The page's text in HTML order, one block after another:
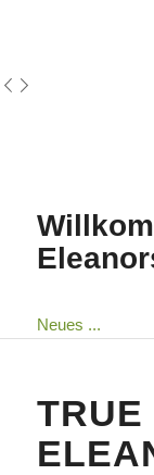
Neues ...
TRUE